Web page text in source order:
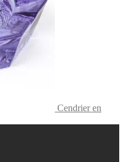
Cendrier en